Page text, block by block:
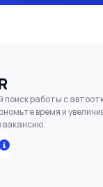
поиск работы с
время и